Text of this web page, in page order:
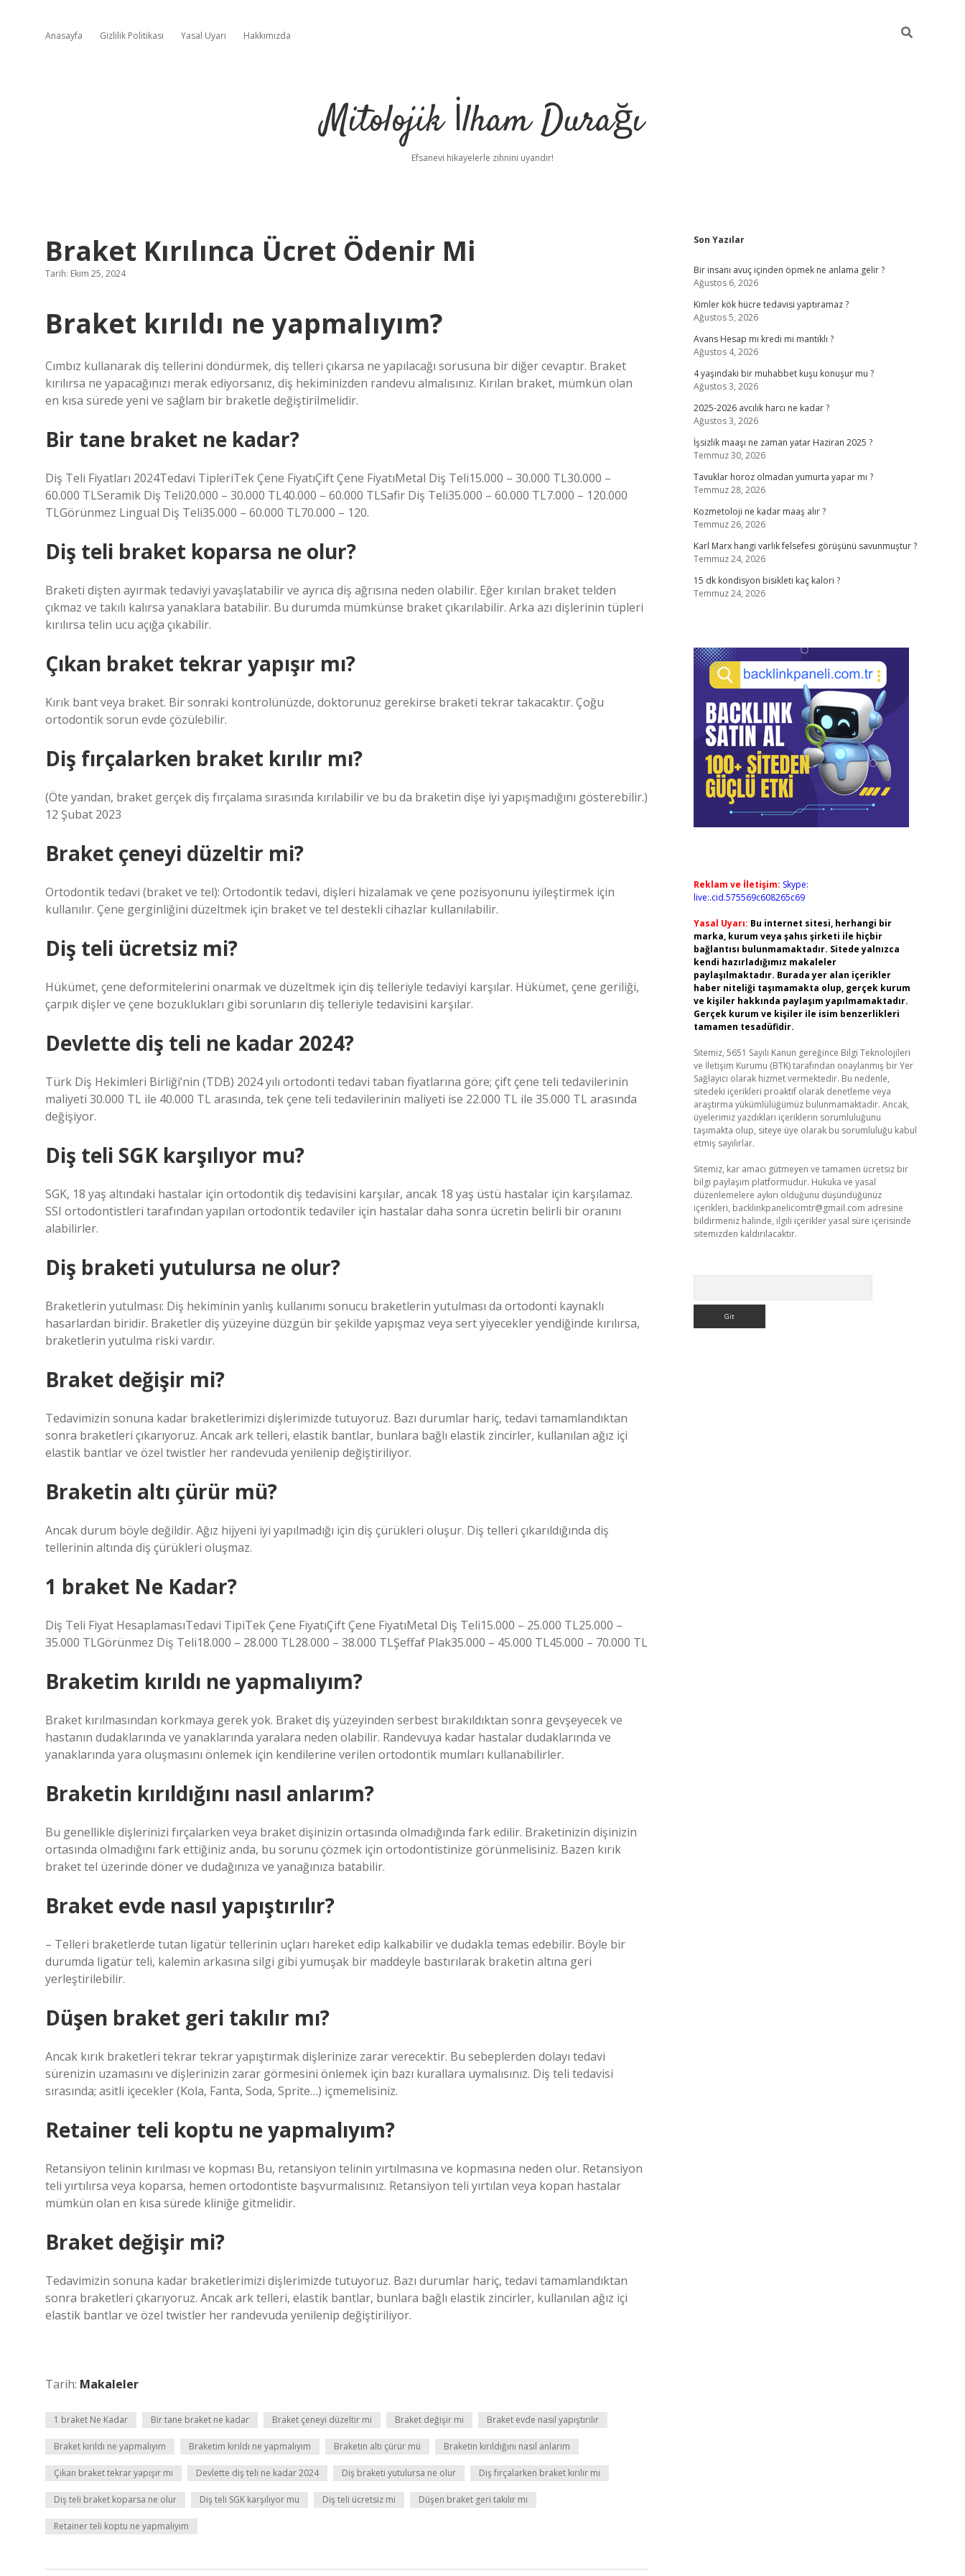
Anasayfa Gizlilik Politikası Yasal Uyarı Hakkımızda
Mitolojik İlham Durağı
Efsanevi hikayelerle zihnini uyandır!
Braket Kırılınca Ücret Ödenir Mi
Tarih: Ekim 25, 2024
Braket kırıldı ne yapmalıyım?
Cımbız kullanarak diş tellerini döndürmek, diş telleri çıkarsa ne yapılacağı sorusuna bir diğer cevaptır. Braket
kırılırsa ne yapacağınızı merak ediyorsanız, diş hekiminizden randevu almalısınız. Kırılan braket, mümkün olan
en kısa sürede yeni ve sağlam bir braketle değiştirilmelidir.
Bir tane braket ne kadar?
Diş Teli Fiyatları 2024Tedavi TipleriTek Çene FiyatıÇift Çene FiyatıMetal Diş Teli15.000 – 30.000 TL30.000 –
60.000 TLSeramik Diş Teli20.000 – 30.000 TL40.000 – 60.000 TLSafir Diş Teli35.000 – 60.000 TL7.000 – 120.000
TLGörünmez Lingual Diş Teli35.000 – 60.000 TL70.000 – 120.
Diş teli braket koparsa ne olur?
Braketi dişten ayırmak tedaviyi yavaşlatabilir ve ayrıca diş ağrısına neden olabilir. Eğer kırılan braket telden
çıkmaz ve takılı kalırsa yanaklara batabilir. Bu durumda mümkünse braket çıkarılabilir. Arka azı dişlerinin tüpleri
kırılırsa telin ucu açığa çıkabilir.
Çıkan braket tekrar yapışır mı?
Kırık bant veya braket. Bir sonraki kontrolünüzde, doktorunuz gerekirse braketi tekrar takacaktır. Çoğu
ortodontik sorun evde çözülebilir.
Diş fırçalarken braket kırılır mı?
(Öte yandan, braket gerçek diş fırçalama sırasında kırılabilir ve bu da braketin dişe iyi yapışmadığını gösterebilir.)
12 Şubat 2023
Braket çeneyi düzeltir mi?
Ortodontik tedavi (braket ve tel): Ortodontik tedavi, dişleri hizalamak ve çene pozisyonunu iyileştirmek için
kullanılır. Çene gerginliğini düzeltmek için braket ve tel destekli cihazlar kullanılabilir.
Diş teli ücretsiz mi?
Hükümet, çene deformitelerini onarmak ve düzeltmek için diş telleriyle tedaviyi karşılar. Hükümet, çene geriliği,
çarpık dişler ve çene bozuklukları gibi sorunların diş telleriyle tedavisini karşılar.
Devlette diş teli ne kadar 2024?
Türk Diş Hekimleri Birliği’nin (TDB) 2024 yılı ortodonti tedavi taban fiyatlarına göre; çift çene teli tedavilerinin
maliyeti 30.000 TL ile 40.000 TL arasında, tek çene teli tedavilerinin maliyeti ise 22.000 TL ile 35.000 TL arasında
değişiyor.
Diş teli SGK karşılıyor mu?
SGK, 18 yaş altındaki hastalar için ortodontik diş tedavisini karşılar, ancak 18 yaş üstü hastalar için karşılamaz.
SSI ortodontistleri tarafından yapılan ortodontik tedaviler için hastalar daha sonra ücretin belirli bir oranını
alabilirler.
Diş braketi yutulursa ne olur?
Braketlerin yutulması: Diş hekiminin yanlış kullanımı sonucu braketlerin yutulması da ortodonti kaynaklı
hasarlardan biridir. Braketler diş yüzeyine düzgün bir şekilde yapışmaz veya sert yiyecekler yendiğinde kırılırsa,
braketlerin yutulma riski vardır.
Braket değişir mi?
Tedavimizin sonuna kadar braketlerimizi dişlerimizde tutuyoruz. Bazı durumlar hariç, tedavi tamamlandıktan
sonra braketleri çıkarıyoruz. Ancak ark telleri, elastik bantlar, bunlara bağlı elastik zincirler, kullanılan ağız içi
elastik bantlar ve özel twistler her randevuda yenilenip değiştiriliyor.
Braketin altı çürür mü?
Ancak durum böyle değildir. Ağız hijyeni iyi yapılmadığı için diş çürükleri oluşur. Diş telleri çıkarıldığında diş
tellerinin altında diş çürükleri oluşmaz.
1 braket Ne Kadar?
Diş Teli Fiyat HesaplamasıTedavi TipiTek Çene FiyatıÇift Çene FiyatıMetal Diş Teli15.000 – 25.000 TL25.000 –
35.000 TLGörünmez Diş Teli18.000 – 28.000 TL28.000 – 38.000 TLŞeffaf Plak35.000 – 45.000 TL45.000 – 70.000 TL
Braketim kırıldı ne yapmalıyım?
Braket kırılmasından korkmaya gerek yok. Braket diş yüzeyinden serbest bırakıldıktan sonra gevşeyecek ve
hastanın dudaklarında ve yanaklarında yaralara neden olabilir. Randevuya kadar hastalar dudaklarında ve
yanaklarında yara oluşmasını önlemek için kendilerine verilen ortodontik mumları kullanabilirler.
Braketin kırıldığını nasıl anlarım?
Bu genellikle dişlerinizi fırçalarken veya braket dişinizin ortasında olmadığında fark edilir. Braketinizin dişinizin
ortasında olmadığını fark ettiğiniz anda, bu sorunu çözmek için ortodontistinize görünmelisiniz. Bazen kırık
braket tel üzerinde döner ve dudağınıza ve yanağınıza batabilir.
Braket evde nasıl yapıştırılır?
– Telleri braketlerde tutan ligatür tellerinin uçları hareket edip kalkabilir ve dudakla temas edebilir. Böyle bir
durumda ligatür teli, kalemin arkasına silgi gibi yumuşak bir maddeyle bastırılarak braketin altına geri
yerleştirilebilir.
Düşen braket geri takılır mı?
Ancak kırık braketleri tekrar tekrar yapıştırmak dişlerinize zarar verecektir. Bu sebeplerden dolayı tedavi
sürenizin uzamasını ve dişlerinizin zarar görmesini önlemek için bazı kurallara uymalısınız. Diş teli tedavisi
sırasında; asitli içecekler (Kola, Fanta, Soda, Sprite…) içmemelisiniz.
Retainer teli koptu ne yapmalıyım?
Retansiyon telinin kırılması ve kopması Bu, retansiyon telinin yırtılmasına ve kopmasına neden olur. Retansiyon
teli yırtılırsa veya koparsa, hemen ortodontiste başvurmalısınız. Retansiyon teli yırtılan veya kopan hastalar
mümkün olan en kısa sürede kliniğe gitmelidir.
Braket değişir mi?
Tedavimizin sonuna kadar braketlerimizi dişlerimizde tutuyoruz. Bazı durumlar hariç, tedavi tamamlandıktan
sonra braketleri çıkarıyoruz. Ancak ark telleri, elastik bantlar, bunlara bağlı elastik zincirler, kullanılan ağız içi
elastik bantlar ve özel twistler her randevuda yenilenip değiştiriliyor.
Tarih: Makaleler
1 braket Ne Kadar Bir tane braket ne kadar Braket çeneyi düzeltir mi Braket değişir mi Braket evde nasıl yapıştırılır
Braket kırıldı ne yapmalıyım Braketim kırıldı ne yapmalıyım Braketin altı çürür mü Braketin kırıldığını nasıl anlarım
Çıkan braket tekrar yapışır mı Devlette diş teli ne kadar 2024 Diş braketi yutulursa ne olur Diş fırçalarken braket kırılır mı
Diş teli braket koparsa ne olur Diş teli SGK karşılıyor mu Diş teli ücretsiz mi Düşen braket geri takılır mı
Retainer teli koptu ne yapmalıyım
Sidebar
Son Yazılar
Bir insanı avuç içinden öpmek ne anlama gelir ?
Ağustos 6, 2026
Kimler kök hücre tedavisi yaptıramaz ?
Ağustos 5, 2026
Avans Hesap mı kredi mi mantıklı ?
Ağustos 4, 2026
4 yaşındaki bir muhabbet kuşu konuşur mu ?
Ağustos 3, 2026
2025-2026 avcılık harcı ne kadar ?
Ağustos 3, 2026
İşsizlik maaşı ne zaman yatar Haziran 2025 ?
Temmuz 30, 2026
Tavuklar horoz olmadan yumurta yapar mı ?
Temmuz 28, 2026
Kozmetoloji ne kadar maaş alır ?
Temmuz 26, 2026
Karl Marx hangi varlık felsefesi görüşünü savunmuştur ?
Temmuz 24, 2026
15 dk kondisyon bisikleti kaç kalori ?
Temmuz 24, 2026
Reklam ve İletişim: Skype:
live:.cid.575569c608265c69
Yasal Uyarı: Bu internet sitesi, herhangi bir
marka, kurum veya şahıs şirketi ile hiçbir
bağlantısı bulunmamaktadır. Sitede yalnızca
kendi hazırladığımız makaleler
paylaşılmaktadır. Burada yer alan içerikler
haber niteliği taşımamakta olup, gerçek kurum
ve kişiler hakkında paylaşım yapılmamaktadır.
Gerçek kurum ve kişiler ile isim benzerlikleri
tamamen tesadüfidir.
Sitemiz, 5651 Sayılı Kanun gereğince Bilgi Teknolojileri
ve İletişim Kurumu (BTK) tarafından onaylanmış bir Yer
Sağlayıcı olarak hizmet vermektedir. Bu nedenle,
sitedeki içerikleri proaktif olarak denetleme veya
araştırma yükümlülüğümüz bulunmamaktadır. Ancak,
üyelerimiz yazdıkları içeriklerin sorumluluğunu
taşımakta olup, siteye üye olarak bu sorumluluğu kabul
etmiş sayılırlar.
Sitemiz, kar amacı gütmeyen ve tamamen ücretsiz bir
bilgi paylaşım platformudur. Hukuka ve yasal
düzenlemelere aykırı olduğunu düşündüğünüz
içerikleri, backlinkpanelicomtr@gmail.com adresine
bildirmeniz halinde, ilgili içerikler yasal süre içerisinde
sitemizden kaldırılacaktır.